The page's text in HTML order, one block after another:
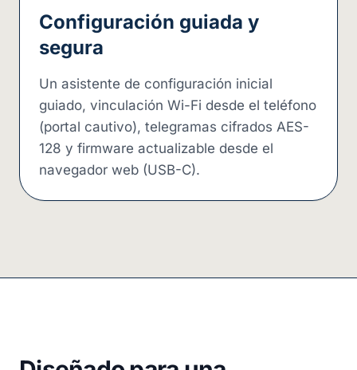
Configuración guiada y
segura
Un asistente de configuración inicial
guiado, vinculación Wi-Fi desde el teléfono
(portal cautivo), telegramas cifrados AES-
128 y firmware actualizable desde el
navegador web (USB-C).